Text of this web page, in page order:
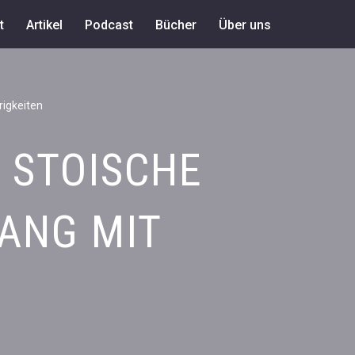
Artikel Podcast Bücher Über uns
MIT